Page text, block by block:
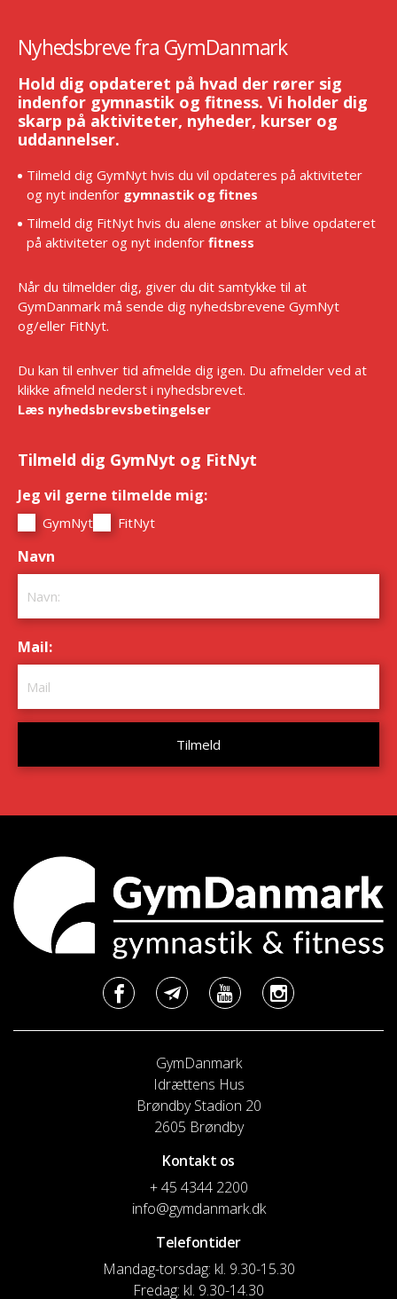
Nyhedsbreve fra GymDanmark
Hold dig opdateret på hvad der rører sig
indenfor gymnastik og fitness. Vi holder dig
skarp på aktiviteter, nyheder, kurser og
uddannelser.
Tilmeld dig GymNyt hvis du vil opdateres på aktiviteter
og nyt indenfor gymnastik og fitnes
Tilmeld dig FitNyt hvis du alene ønsker at blive opdateret
på aktiviteter og nyt indenfor fitness
Når du tilmelder dig, giver du dit samtykke til at
GymDanmark må sende dig nyhedsbrevene GymNyt
og/eller FitNyt.
Du kan til enhver tid afmelde dig igen. Du afmelder ved at
klikke afmeld nederst i nyhedsbrevet.
Læs nyhedsbrevsbetingelser
Tilmeld dig GymNyt og FitNyt
Jeg vil gerne tilmelde mig:
GymNyt FitNyt
Navn
Mail:
GymDanmark
Idrættens Hus
Brøndby Stadion 20
2605 Brøndby
Kontakt os
+ 45 4344 2200
info@gymdanmark.dk
Telefontider
Mandag-torsdag: kl. 9.30-15.30
Fredag: kl. 9.30-14.30